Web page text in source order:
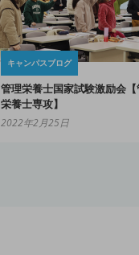
キャンパスブログ
管理栄養士国家試験激励会
栄養士専攻】
2022年2月25日